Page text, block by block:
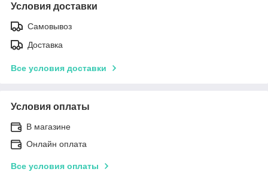
Условия доставки
Самовывоз
Доставка
Все условия доставки
Условия оплаты
В магазине
Онлайн оплата
Все условия оплаты